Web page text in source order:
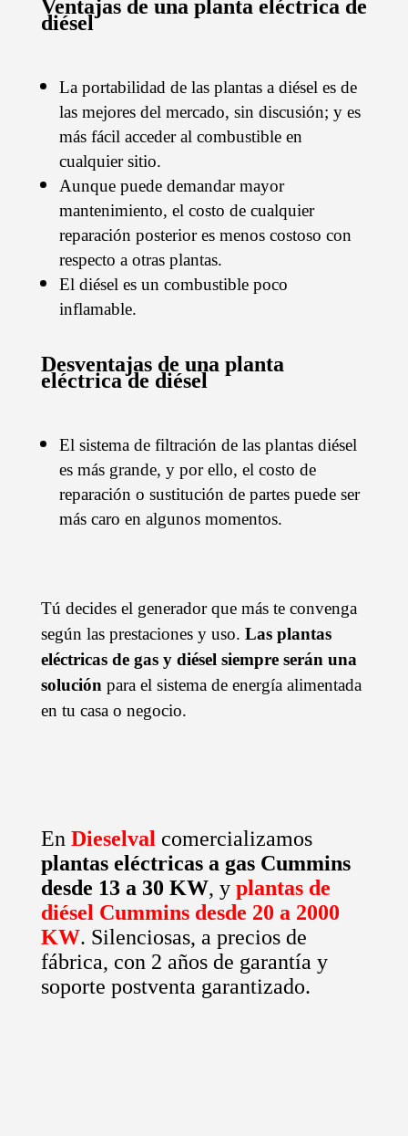
Ventajas de una planta eléctrica de
diésel
La portabilidad de las plantas a diésel es de
las mejores del mercado, sin discusión; y es
más fácil acceder al combustible en
cualquier sitio.
Aunque puede demandar mayor
mantenimiento, el costo de cualquier
reparación posterior es menos costoso con
respecto a otras plantas.
El diésel es un combustible poco
inflamable.
Desventajas de una planta
eléctrica de diésel
El sistema de filtración de las plantas diésel
es más grande, y por ello, el costo de
reparación o sustitución de partes puede ser
más caro en algunos momentos.
Tú decides el generador que más te convenga
según las prestaciones y uso. Las plantas
eléctricas de gas y diésel siempre serán una
soluciónpara el sistema de energía alimentada
en tu casa o negocio.
En Dieselvalcomercializamos
plantas eléctricas a gas Cummins
desde 13 a 30 KW, y plantas de
diésel Cummins desde 20 a 2000
KW. Silenciosas, a precios de
fábrica, con 2 años de garantía y
soporte postventa garantizado.